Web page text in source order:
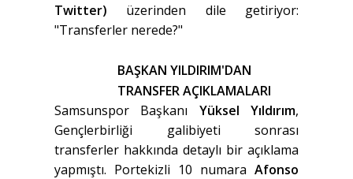
Twitter) üzerinden dile getiriyor:
"Transferler nerede?"
BAŞKAN YILDIRIM'DAN
TRANSFER AÇIKLAMALARI
Samsunspor Başkanı Yüksel Yıldırım,
Gençlerbirliği galibiyeti sonrası
transferler hakkında detaylı bir açıklama
yapmıştı. Portekizli 10 numara Afonso